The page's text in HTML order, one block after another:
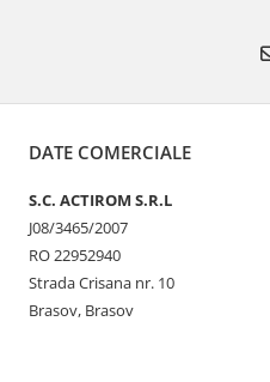
DATE COMERCIALE
S.C. ACTIROM S.R.L
J08/3465/2007
RO 22952940
Strada Crisana nr. 10
Brasov, Brasov